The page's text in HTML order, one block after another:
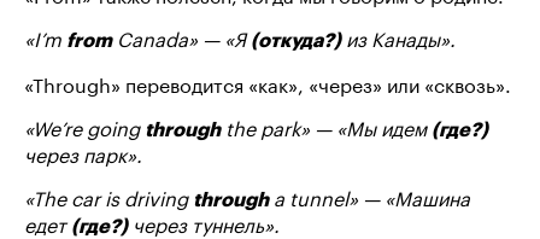
«I’m fromCanada» — «Я(откуда?)из Канады».
«Through» переводится «как», «через» или «сквозь».
«We’re going throughthe park» — «Мы идем (где?)
через парк».
«The car is driving througha tunnel» — «Машина
едет(где?)через туннель».